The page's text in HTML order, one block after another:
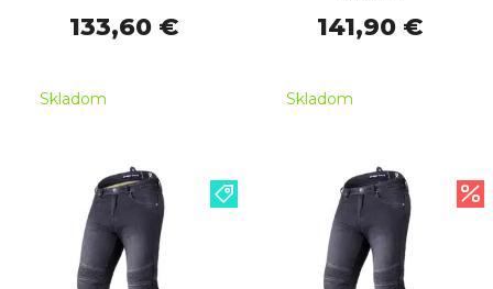
133,60 €
Skladom
141,90 €
Skladom